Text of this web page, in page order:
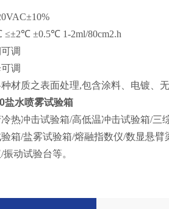
≤±2℃ ±0.5℃ 1-2ml/80cm2.h
调
调
材质之表面处理,包含涂料、电镀、
盐水喷雾试验箱
热冲击试验箱/高低温冲击试验箱/三
箱/盐雾试验箱/熔融指数仪/数显悬
动试验台等。